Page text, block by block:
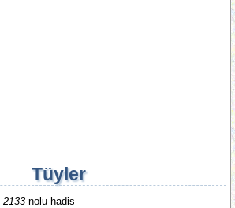
Tüyler
2133 nolu hadis